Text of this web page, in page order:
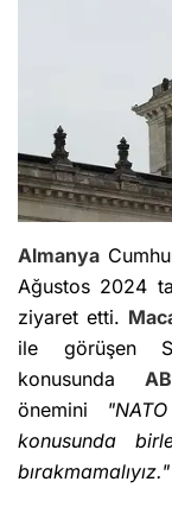
Almanya
Ağustos 2024
ziyaret etti.
ile görüşen
konusunda
önemini
konusunda
bırakmamalıyız."